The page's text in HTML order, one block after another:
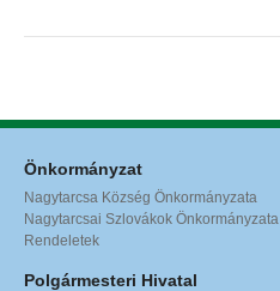
Önkormányzat
Nagytarcsa Község Önkormányzata
Nagytarcsai Szlovákok Önkormányzata
Rendeletek
Polgármesteri Hivatal